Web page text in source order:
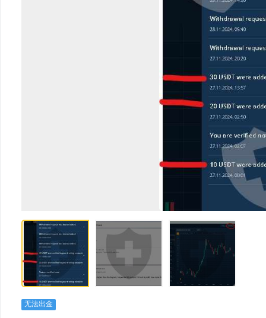
无法出金